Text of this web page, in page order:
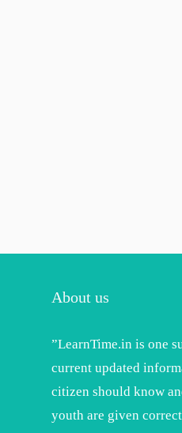
About us
”LearnTime.in is one
current updated
citizen should know
youth are given